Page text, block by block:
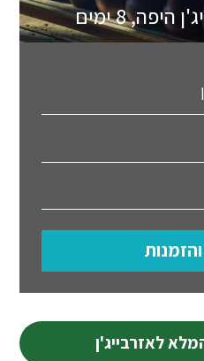
8 ימים
לאזרבייג'ן